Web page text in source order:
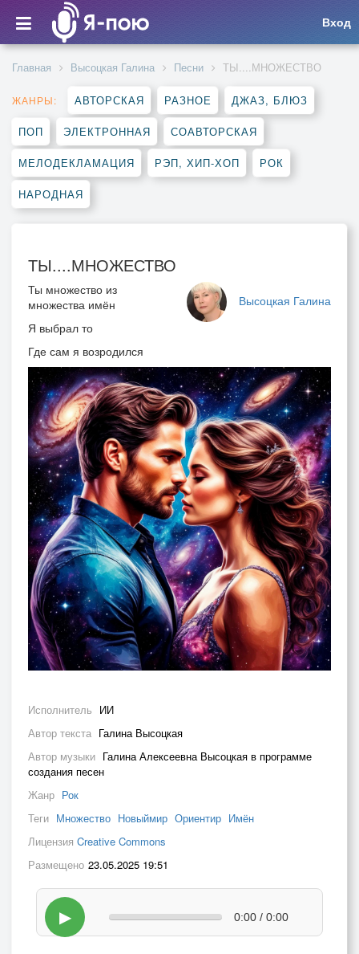
Вход
Главная Высоцкая Галина Песни ТЫ....МНОЖЕСТВО
ЖАНРЫ: АВТОРСКАЯ РАЗНОЕ ДЖАЗ, БЛЮЗ
ПОП ЭЛЕКТРОННАЯ СОАВТОРСКАЯ
МЕЛОДЕКЛАМАЦИЯ РЭП, ХИП-ХОП РОК
НАРОДНАЯ
ТЫ....МНОЖЕСТВО
Высоцкая Галина
Ты множество из
множества имён
Я выбрал то
Где сам я возродился
Исполнитель ИИ
Автор текста Галина Высоцкая
Автор музыки Галина Алексеевна Высоцкая в программе
создания песен
Жанр Рок
Теги Множество Новыймир Ориентир Имён
Лицензия Creative Commons
Размещено 23.05.2025 19:51
▶ 0:00 / 0:00